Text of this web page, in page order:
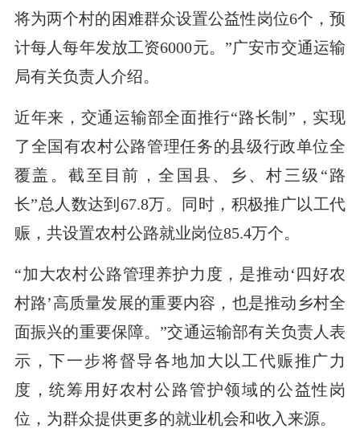
将为两个村的困难群众设置公益性岗位6个，预
计每人每年发放工资6000元。”广安市交通运输
局有关负责人介绍。
近年来，交通运输部全面推行“路长制”，实现
了全国有农村公路管理任务的县级行政单位全
覆盖。截至目前，全国县、乡、村三级“路
长”总人数达到67.8万。同时，积极推广以工代
赈，共设置农村公路就业岗位85.4万个。
“加大农村公路管理养护力度，是推动‘四好农
村路’高质量发展的重要内容，也是推动乡村全
面振兴的重要保障。”交通运输部有关负责人表
示，下一步将督导各地加大以工代赈推广力
度，统筹用好农村公路管护领域的公益性岗
位，为群众提供更多的就业机会和收入来源。